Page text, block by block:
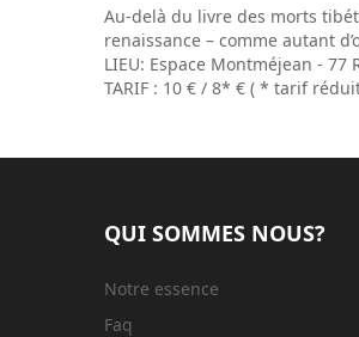
Au-delà du livre des morts
renaissance – comme autant
LIEU: Espace Montméjean -
TARIF : 10 € / 8* € ( * tarif
QUI SOMMES NOUS?
Notre essence
Faq